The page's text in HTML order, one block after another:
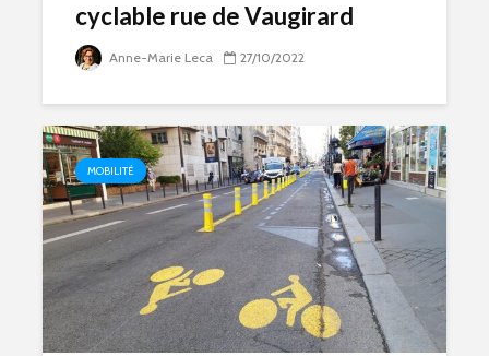
cyclable rue de Vaugirard
Anne-Marie Leca 27/10/2022
MOBILITÉ